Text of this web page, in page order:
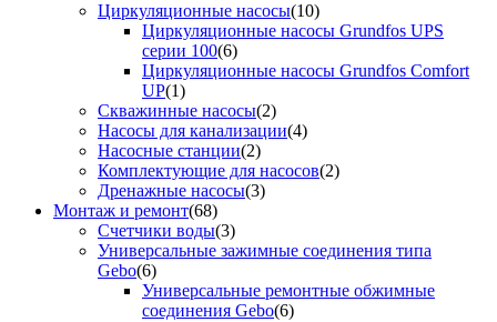
Циркуляционные насосы(10)
Циркуляционные насосы Grundfos UPS
серии 100(6)
Циркуляционные насосы Grundfos Comfort
UP(1)
Скважинные насосы(2)
Насосы для канализации(4)
Насосные станции(2)
Комплектующие для насосов(2)
Дренажные насосы(3)
Монтаж и ремонт(68)
Счетчики воды(3)
Универсальные зажимные соединения типа
Gebo(6)
Универсальные ремонтные обжимные
соединения Gebo(6)